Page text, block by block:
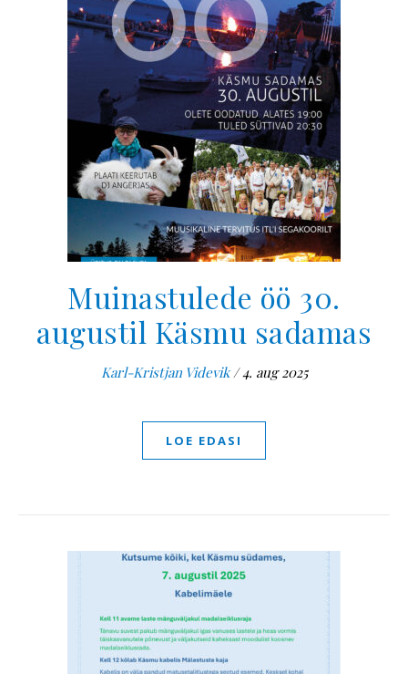
Muinastulede öö 30.
augustil Käsmu sadamas
Karl-Kristjan Videvik / 4. aug 2025
LOE EDASI